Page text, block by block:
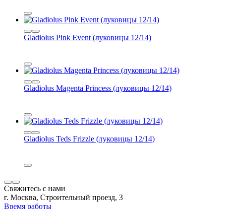
Gladiolus Pink Event (луковицы 12/14)
Gladiolus Magenta Princess (луковицы 12/14)
Gladiolus Teds Frizzle (луковицы 12/14)
Свяжитесь с нами
г. Москва, Строительный проезд, 3
Время работы